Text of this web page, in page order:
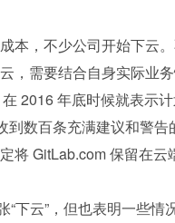
本，不少公司开始下云
，需要结合自身实际业
2016 年底时候就表示计
到数百条充满建议和警告
将 GitLab.com 保留在云
“下云”，但也表明一些情